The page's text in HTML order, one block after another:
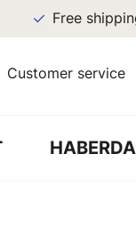
Free shipping
Customer service